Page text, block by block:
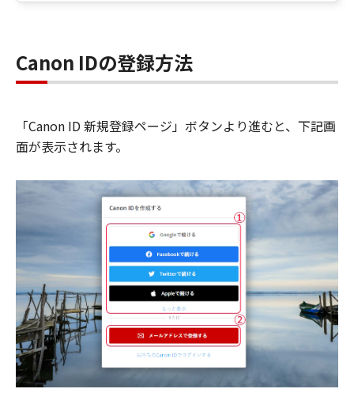
Canon IDの登録方法
「Canon ID 新規登録ページ」ボタンより進むと、下記画
面が表示されます。